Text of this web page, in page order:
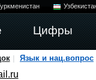
Цифры
Язык и нац.вопрос